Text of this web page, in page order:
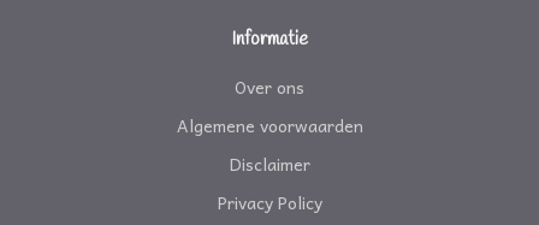
Informatie
Over ons
Algemene voorwaarden
Disclaimer
Privacy Policy